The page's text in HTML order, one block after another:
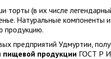
торты (в их числе
Натуральные компоненты
продукцию.
предприятий Удмуртии,
пищевой продукции ГОСТ Р